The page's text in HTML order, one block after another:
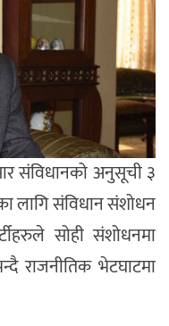
संविधानको अनुसूची ३
लागि संविधान संशोधन
सोही संशोधनमा
राजनीतिक भेटघाटमा